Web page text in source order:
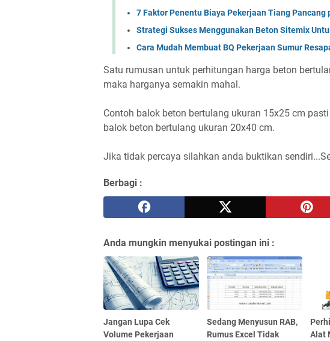
7 Faktor Penentu Biaya Pekerjaan Tiang Pancang
Strategi Sukses Menggunakan Beton Sitemix
Cara Mudah Membuat BQ Pekerjaan Sumur
Satu rumusan untuk perhitungan harga beton
maka harganya semakin mahal.
Contoh balok beton bertulang ukuran 15x25 cm
balok beton bertulang ukuran 20x40 cm.
Jika tidak percaya silahkan anda buktikan
Berbagi :
Anda mungkin menyukai postingan ini :
Jangan Lupa Cek
Volume Pekerjaan
Sedang Menyusun RAB,
Rumus Excel Tidak
Alat